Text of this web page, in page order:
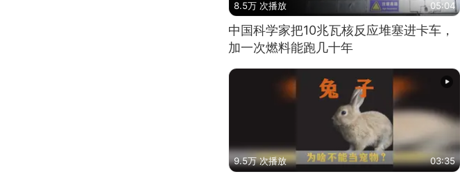
8.5万 次播放 05:04
中国科学家把10兆瓦核反应堆塞进卡车，
加一次燃料能跑几十年
9.5万 次播放 03:35